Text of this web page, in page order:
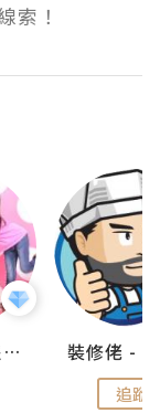
索！
儍媽媽與兩隻小魔怪之家
追蹤